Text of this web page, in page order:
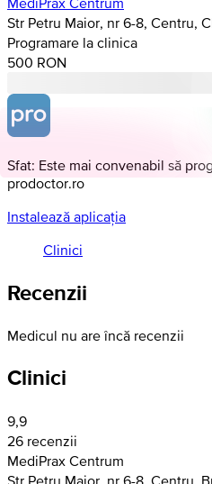
Str Petru Maior, nr 6-8, Centru,
Programare la clinica
500 RON
Sfat: Este mai convenabil să
prodoctor.ro
Instalează aplicația
Clinici
Recenzii
Medicul nu are încă recenzii
Clinici
9,9
26 recenzii
MediPrax Centrum
Str Petru Maior, nr 6-8, Centru,